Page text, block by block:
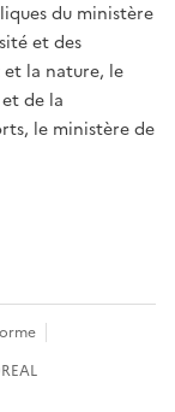
du ministère
et des
la nature, le
de la
le ministère de